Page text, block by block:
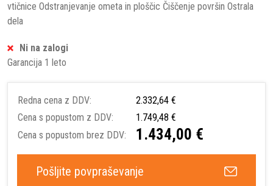
vtičnice Odstranjevanje ometa in ploščic Čiščenje površin Ostrala
dela
Ni na zalogi
Garancija 1 leto
Redna cena z DDV:
2.332,64 €
Cena s popustom z DDV:
1.749,48 €
Cena s popustom brez DDV:
1.434,00 €
Pošljite povpraševanje